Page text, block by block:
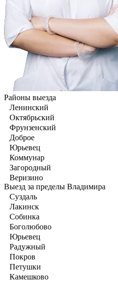
Районы выезда
Ленинский
Октябрьский
Фрунзенский
Доброе
Юрьевец
Коммунар
Загородный
Веризино
Выезд за пределы Владимира
Суздаль
Лакинск
Собинка
Боголюбово
Юрьевец
Радужный
Покров
Петушки
Камешково